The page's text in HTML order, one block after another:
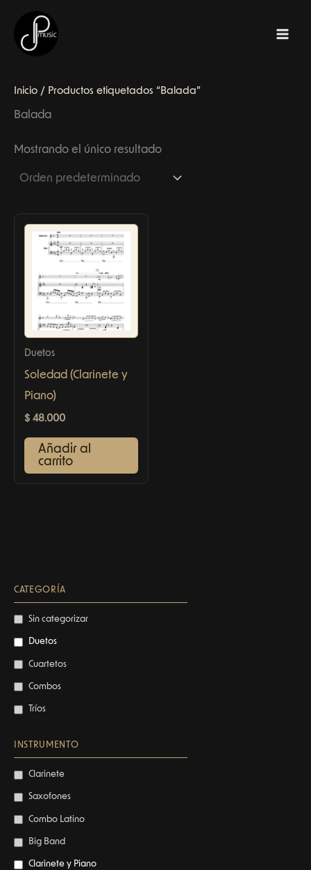
contenido
CATEGORÍA
Sin categorizar
Duetos
Cuartetos
Combos
Tríos
INSTRUMENTO
Clarinete
Saxofones
Combo Latino
Big Band
Clarinete y Piano
Inicio / Productos etiquetados “Balada”
Balada
Mostrando el único resultado
Duetos
Soledad (Clarinete y
Piano)
$ 48.000
Añadir al
carrito